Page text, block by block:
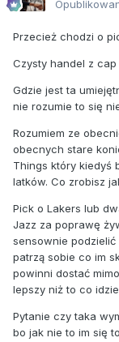
Przecież chodzi o
Czysty handel z
Gdzie jest ta
nie rozumie to się
Rozumiem ze
obecnych stare
Things który kiedyś
latków. Co zrobisz
Pick o Lakers lub
Jazz za poprawę
sensownie
patrzą sobie co im
powinni dostać
lepszy niż to co
Pytanie czy taka
bo jak nie to im się